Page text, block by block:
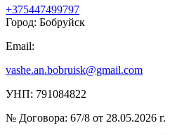
+375447499797
Город: Бобруйск
Email:
vashe.an.bobruisk@gmail.com
УНП: 791084822
№ Договора: 67/8 от 28.05.2026 г.